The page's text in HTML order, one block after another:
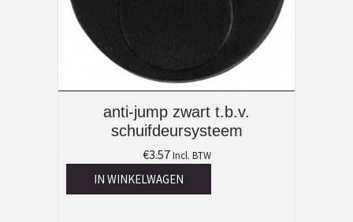
anti-jump zwart t.b.v.
schuifdeursysteem
€3.57 Incl. BTW
IN WINKELWAGEN